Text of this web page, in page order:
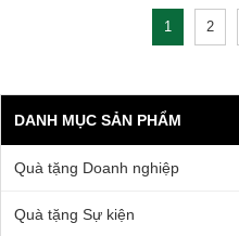
DANH MỤC SẢN PHẨM
Quà tặng Doanh nghiệp
Quà tặng Sự kiện
1 2